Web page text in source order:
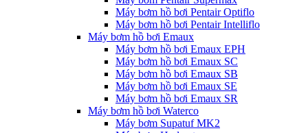
Máy bơm hồ bơi Pentair Optiflo
Máy bơm hồ bơi Pentair Intelliflo
Máy bơm hồ bơi Emaux
Máy bơm hồ bơi Emaux EPH
Máy bơm hồ bơi Emaux SC
Máy bơm hồ bơi Emaux SB
Máy bơm hồ bơi Emaux SE
Máy bơm hồ bơi Emaux SR
Máy bơm hồ bơi Waterco
Máy bơm Supatuf MK2